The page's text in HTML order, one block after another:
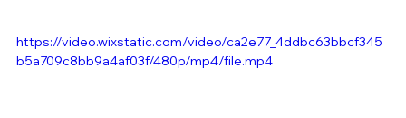
https://video.wixstatic.com/video/ca2e77_4ddbc63bbcf345
b5a709c8bb9a4af03f/480p/mp4/file.mp4